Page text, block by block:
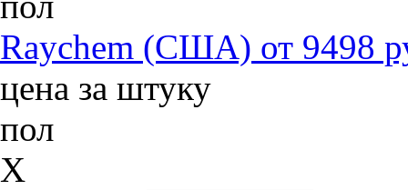
Raychem (США) от 9498
цена за штуку
пол
X